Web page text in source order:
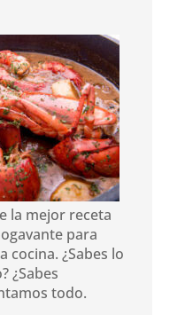
la mejor receta
para
cocina. ¿Sabes lo
¿Sabes
todo.